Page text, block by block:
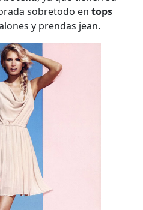
sobretodo en tops
y prendas jean.